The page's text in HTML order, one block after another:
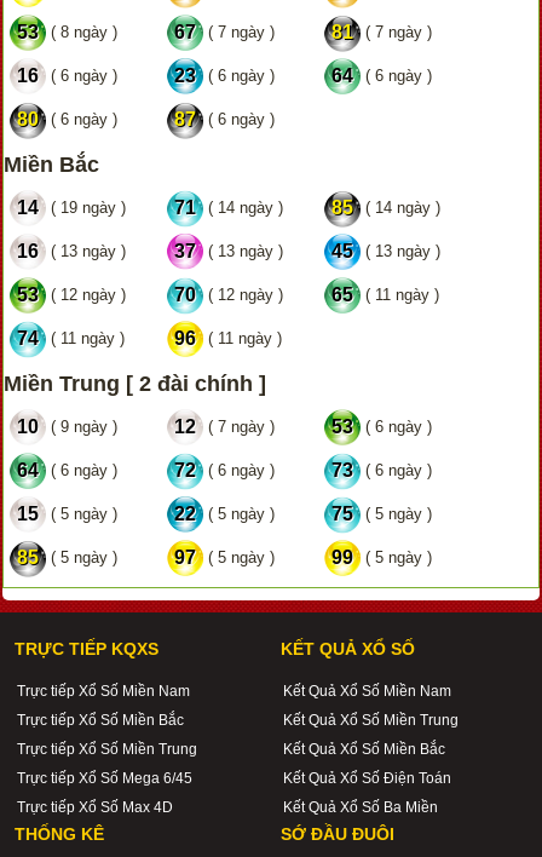
53 ( 8 ngày ) 67 ( 7 ngày ) 81 ( 7 ngày )
16 ( 6 ngày ) 23 ( 6 ngày ) 64 ( 6 ngày )
80 ( 6 ngày ) 87 ( 6 ngày )
Miền Bắc
14 ( 19 ngày ) 71 ( 14 ngày ) 85 ( 14 ngày )
16 ( 13 ngày ) 37 ( 13 ngày ) 45 ( 13 ngày )
53 ( 12 ngày ) 70 ( 12 ngày ) 65 ( 11 ngày )
74 ( 11 ngày ) 96 ( 11 ngày )
Miền Trung [ 2 đài chính ]
10 ( 9 ngày ) 12 ( 7 ngày ) 53 ( 6 ngày )
64 ( 6 ngày ) 72 ( 6 ngày ) 73 ( 6 ngày )
15 ( 5 ngày ) 22 ( 5 ngày ) 75 ( 5 ngày )
85 ( 5 ngày ) 97 ( 5 ngày ) 99 ( 5 ngày )
TRỰC TIẾP KQXS
Trực tiếp Xổ Số Miền Nam
Trực tiếp Xổ Số Miền Bắc
Trực tiếp Xổ Số Miền Trung
Trực tiếp Xổ Số Mega 6/45
Trực tiếp Xổ Số Max 4D
KẾT QUẢ XỔ SỐ
Kết Quả Xổ Số Miền Nam
Kết Quả Xổ Số Miền Trung
Kết Quả Xổ Số Miền Bắc
Kết Quả Xổ Số Điện Toán
Kết Quả Xổ Số Ba Miền
THỐNG KÊ SỚ ĐẦU ĐUÔI